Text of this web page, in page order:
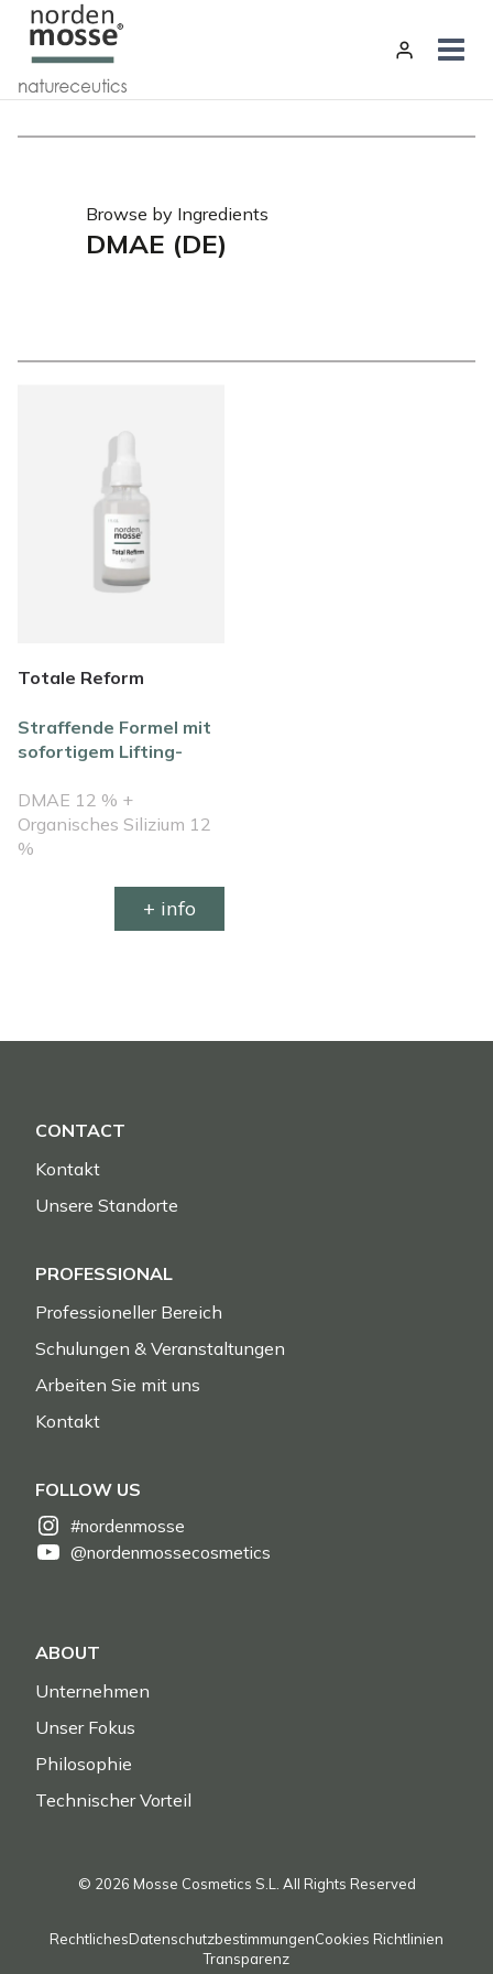
Zum
Inhalt
springen
Browse by Ingredients
DMAE (DE)
Totale Reform
Straffende Formel mit
sofortigem Lifting-
DMAE 12 % +
Organisches Silizium 12
%
+ info
CONTACT
Kontakt
Unsere Standorte
PROFESSIONAL
Professioneller Bereich
Schulungen & Veranstaltungen
Arbeiten Sie mit uns
Kontakt
FOLLOW US
#nordenmosse
@nordenmossecosmetics
ABOUT
Unternehmen
Unser Fokus
Philosophie
Technischer Vorteil
© 2026 Mosse Cosmetics S.L. All Rights Reserved
RechtlichesDatenschutzbestimmungenCookies Richtlinien
Transparenz